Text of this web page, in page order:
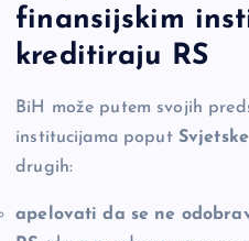
finansijskim
kreditiraju RS
BiH može putem svojih
institucijama poput
drugih:
apelovati da se ne